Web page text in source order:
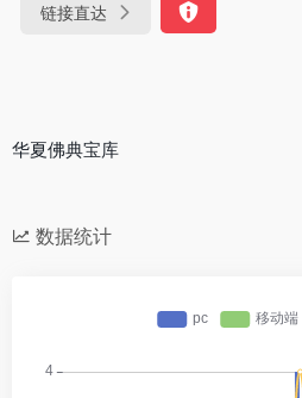
链接直达
华夏佛典宝库
数据统计